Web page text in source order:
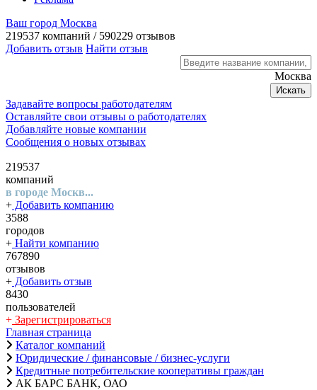
Ваш город Москва
219537 компаний / 590229 отзывов
Добавить отзыв Найти отзыв
Москва
Искать
Задавайте вопросы работодателям
Оставляйте свои отзывы о работодателях
Добавляйте новые компании
Сообщения о новых отзывах
219537
компаний
в городе Москв...
+ Добавить компанию
3588
городов
+ Найти компанию
767890
отзывов
+ Добавить отзыв
8430
пользователей
+ Зарегистрироваться
Главная страница
Каталог компаний
Юридические / финансовые / бизнес-услуги
Кредитные потребительские кооперативы граждан
АК БАРС БАНК, ОАО